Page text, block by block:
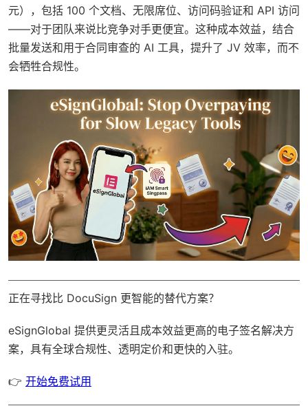
元），包括 100 个文档、无限席位、访问码验证和 API 访问
——对于团队来说比竞争对手更便宜。这种成本效益，结合
批量发送和用于合同审查的 AI 工具，提升了 JV 效率，而不
会牺牲合规性。
正在寻找比 DocuSign 更智能的替代方案？
eSignGlobal 提供更灵活且成本效益更高的电子签名解决方
案，具有全球合规性、透明定价和更快的入驻。
👉 开始免费试用